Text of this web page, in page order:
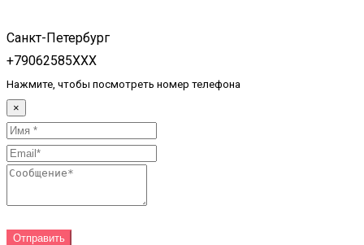
Санкт-Петербург
+79062585XXX
Нажмите, чтобы посмотреть номер телефона
×
Отправить